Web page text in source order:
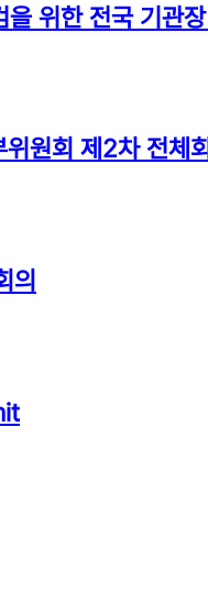
위한 전국 기관
원회 제2차 전체
의